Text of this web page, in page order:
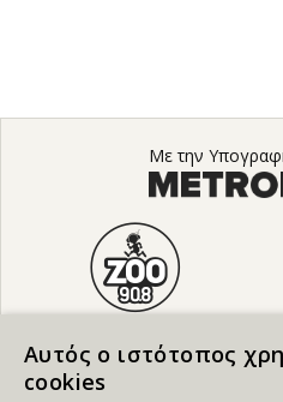
Με την
Αυτός ο ιστότοπος
cookies